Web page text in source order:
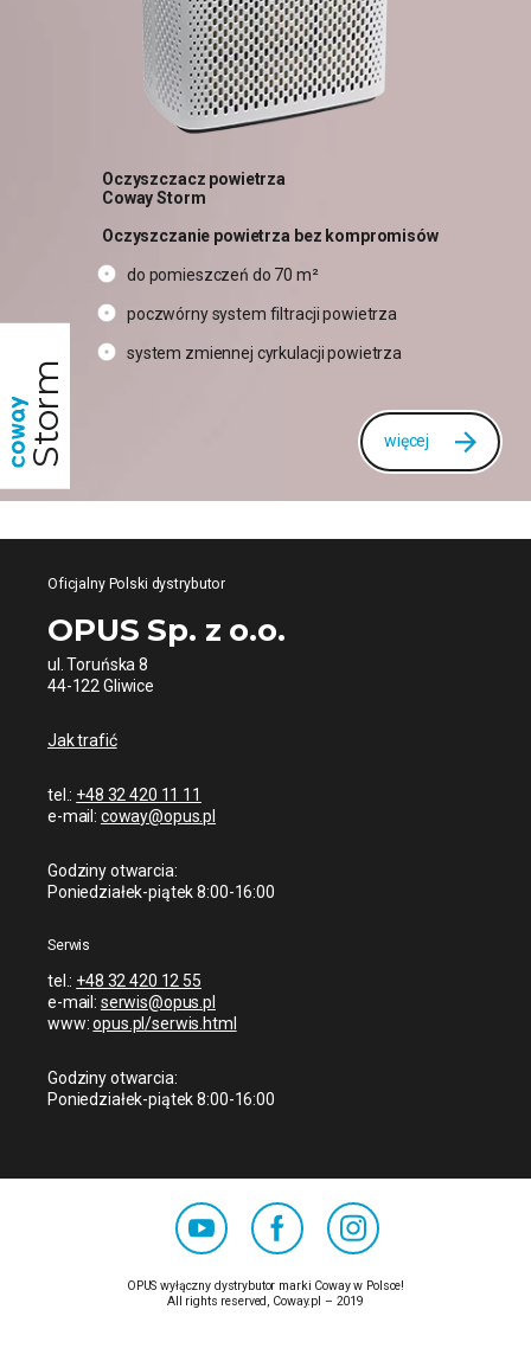
Storm
Oczyszczacz powietrza
Coway Storm
Oczyszczanie powietrza bez kompromisów
do pomieszczeń do 70 m²
poczwórny system filtracji powietrza
system zmiennej cyrkulacji powietrza
więcej
Oficjalny Polski dystrybutor
OPUS Sp. z o.o.
ul. Toruńska 8
44-122 Gliwice
Jak trafić
tel.: +48 32 420 11 11
e-mail: coway@opus.pl
Godziny otwarcia:
Poniedziałek-piątek 8:00-16:00
Serwis
tel.: +48 32 420 12 55
e-mail: serwis@opus.pl
www:opus.pl/serwis.html
Godziny otwarcia:
Poniedziałek-piątek 8:00-16:00
OPUS wyłączny dystrybutor marki Coway w Polsce!
All rights reserved, Coway.pl – 2019